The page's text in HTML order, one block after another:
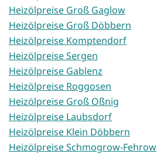
Heizölpreise Groß Gaglow
Heizölpreise Groß Döbbern
Heizölpreise Komptendorf
Heizölpreise Sergen
Heizölpreise Gablenz
Heizölpreise Roggosen
Heizölpreise Groß Oßnig
Heizölpreise Laubsdorf
Heizölpreise Klein Döbbern
Heizölpreise Schmogrow-Fehrow